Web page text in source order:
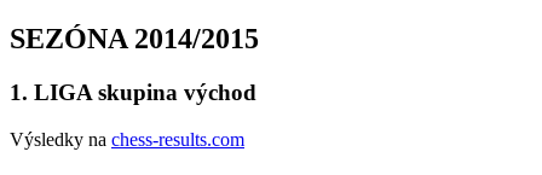
SEZÓNA 2014/2015
1. LIGA skupina východ
Výsledky na chess-results.com